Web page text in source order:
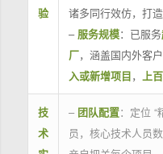
验
诸多同行效仿，打
– 服务规模：已服务
厂，涵盖国内外客户
入或新增项目， 上
技
术
– 团队配置：定位 “
员，核心技术人员